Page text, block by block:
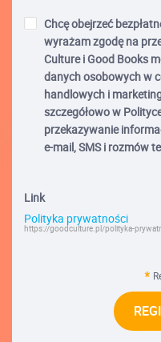
Chcę obejrzeć
wyrażam zgodę na
Culture i Good Books
danych osobowych w
handlowych i
szczegółowo w
przekazywanie
e-mail, SMS i rozmów
Link
Polityka prywatności
https://goodculture.pl/polityka-